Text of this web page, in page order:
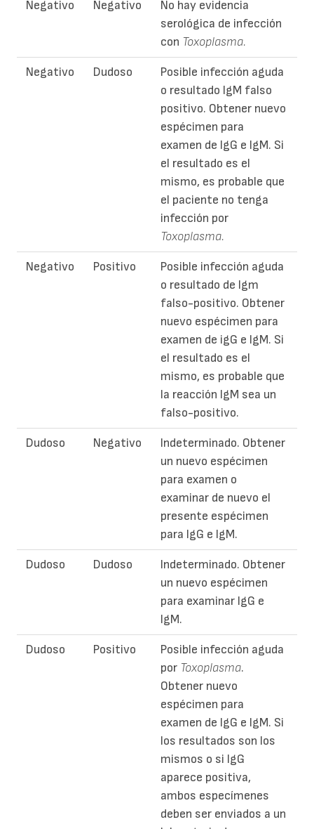
Negativo Negativo
No hay evidencia
serológica de infección
con Toxoplasma.
Negativo Dudoso
Posible infección aguda
o resultado IgM falso
positivo. Obtener nuevo
espécimen para
examen de IgG e IgM. Si
el resultado es el
mismo, es probable que
el paciente no tenga
infección por
Toxoplasma.
Negativo Positivo
Posible infección aguda
o resultado de Igm
falso-positivo. Obtener
nuevo espécimen para
examen de igG e IgM. Si
el resultado es el
mismo, es probable que
la reacción IgM sea un
falso-positivo.
Dudoso Negativo
Indeterminado. Obtener
un nuevo espécimen
para examen o
examinar de nuevo el
presente espécimen
para IgG e IgM.
Dudoso Dudoso
Indeterminado. Obtener
un nuevo espécimen
para examinar IgG e
IgM.
Dudoso Positivo
Posible infección aguda
por Toxoplasma.
Obtener nuevo
espécimen para
examen de IgG e IgM. Si
los resultados son los
mismos o si IgG
aparece positiva,
ambos especímenes
deben ser enviados a un